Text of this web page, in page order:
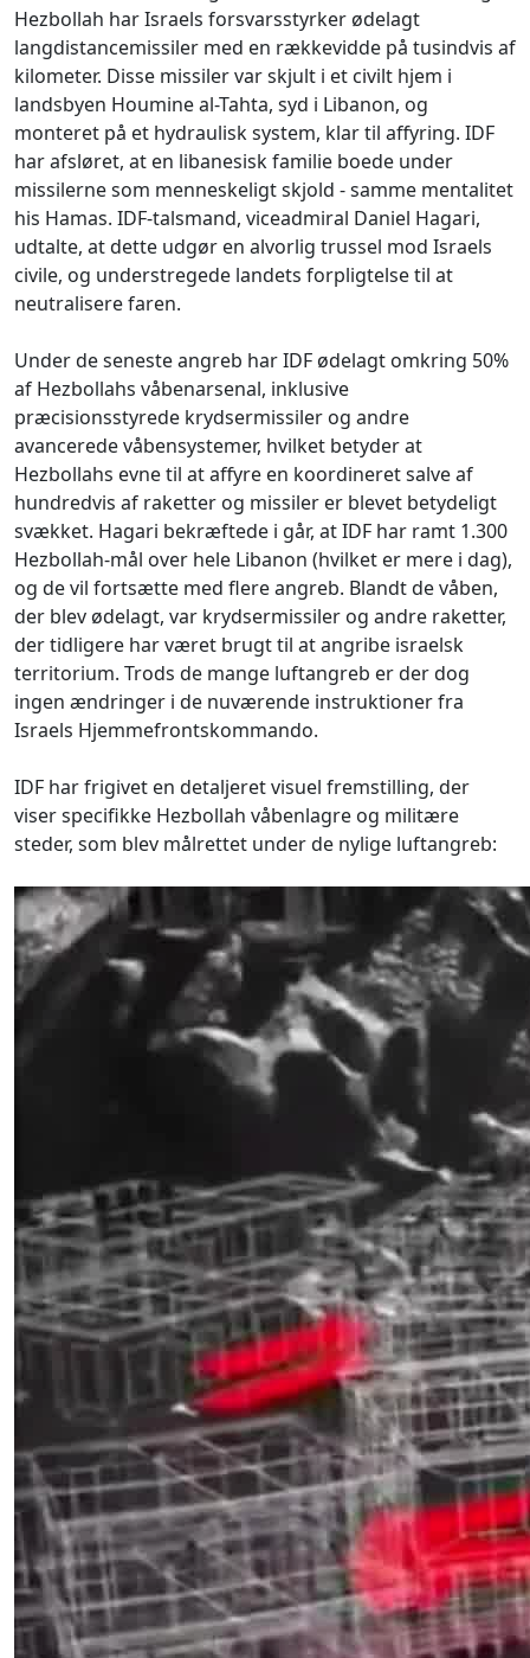
Hezbollah har Israels forsvarsstyrker ødelagt
langdistancemissiler med en rækkevidde på tusindvis af
kilometer. Disse missiler var skjult i et civilt hjem i
landsbyen Houmine al-Tahta, syd i Libanon, og
monteret på et hydraulisk system, klar til affyring. IDF
har afsløret, at en libanesisk familie boede under
missilerne som menneskeligt skjold - samme mentalitet
his Hamas. IDF-talsmand, viceadmiral Daniel Hagari,
udtalte, at dette udgør en alvorlig trussel mod Israels
civile, og understregede landets forpligtelse til at
neutralisere faren.
Under de seneste angreb har IDF ødelagt omkring 50%
af Hezbollahs våbenarsenal, inklusive
præcisionsstyrede krydsermissiler og andre
avancerede våbensystemer, hvilket betyder at
Hezbollahs evne til at affyre en koordineret salve af
hundredvis af raketter og missiler er blevet betydeligt
svækket. Hagari bekræftede i går, at IDF har ramt 1.300
Hezbollah-mål over hele Libanon (hvilket er mere i dag),
og de vil fortsætte med flere angreb. Blandt de våben,
der blev ødelagt, var krydsermissiler og andre raketter,
der tidligere har været brugt til at angribe israelsk
territorium. Trods de mange luftangreb er der dog
ingen ændringer i de nuværende instruktioner fra
Israels Hjemmefrontskommando.
IDF har frigivet en detaljeret visuel fremstilling, der
viser specifikke Hezbollah våbenlagre og militære
steder, som blev målrettet under de nylige luftangreb: